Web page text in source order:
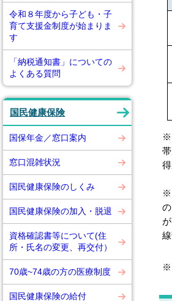
令和８年度から子ども・子
育て支援金制度が始まりま
す
「納税通知書」についての
よくある質問
国民健康保険
国保年金／窓口案内
窓口混雑状況
国民健康保険のしくみ
国民健康保険の加入・脱退
資格確認書等について(住
所・氏名の変更、再交付）
70歳~74歳の方の医療制度
国民健康保険の給付
※
※
※